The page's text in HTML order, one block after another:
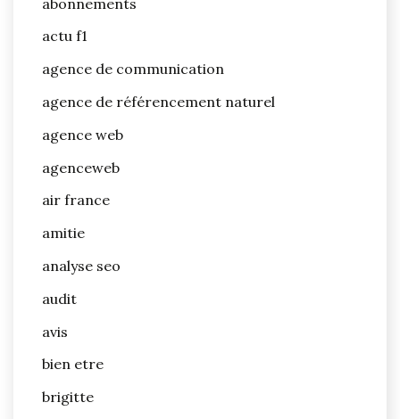
actu f1
agence de communication
agence de référencement naturel
agence web
agenceweb
air france
amitie
analyse seo
audit
avis
bien etre
brigitte